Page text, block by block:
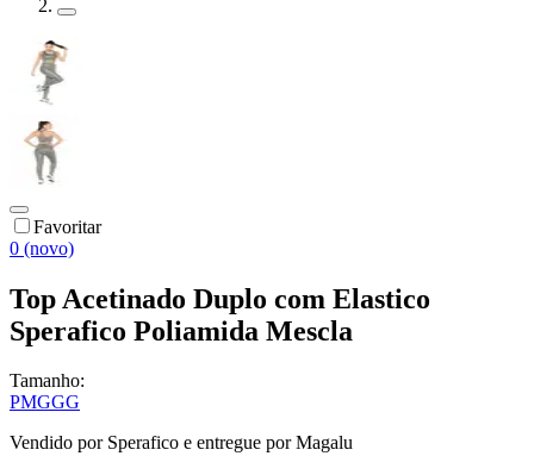
Favoritar
0 (novo)
Top Acetinado Duplo com Elastico
Sperafico Poliamida Mescla
Tamanho:
PMGGG
Vendido por Sperafico e entregue por Magalu